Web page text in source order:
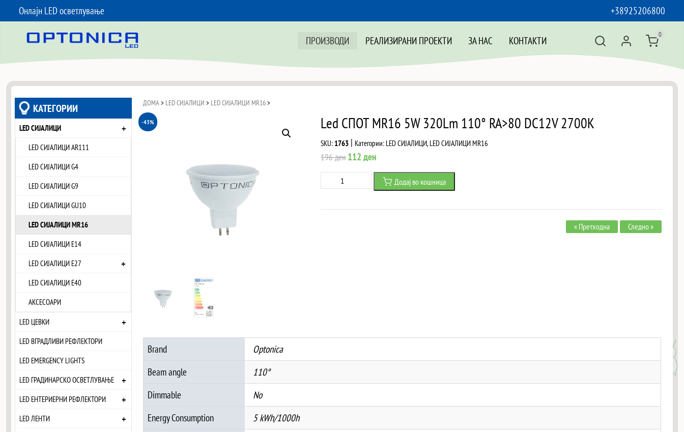
Онлајн LED осветлување
+38925206800
ПРОИЗВОДИ
РЕАЛИЗИРАНИ ПРОЕКТИ ЗА НАС КОНТАКТИ 0
КАТЕГОРИИ
LED СИЈАЛИЦИ
LED СИЈАЛИЦИ AR111
LED СИЈАЛИЦИ G4
LED СИЈАЛИЦИ G9
LED СИЈАЛИЦИ GU10
LED СИЈАЛИЦИ MR16
LED СИЈАЛИЦИ Е14
LED СИЈАЛИЦИ Е27
+
LED СИЈАЛИЦИ Е40
АКСЕСОАРИ
+
LED ЦЕВКИ +
LED ВГРАДЛИВИ РЕФЛЕКТОРИ
LED EMERGENCY LIGHTS
LED ГРАДИНАРСКО ОСВЕТЛУВАЊЕ
+
LED ЕНТЕРИЕРНИ РЕФЛЕКТОРИ +
LED ЛЕНТИ +
ДОМА > LED СИЈАЛИЦИ > LED СИЈАЛИЦИ MR16>
-43% Led СПОТ MR16 5W 320Lm 110° RA>80 DC12V 2700K
SKU: 1763 | Категории: LED СИЈАЛИЦИ,LED СИЈАЛИЦИ MR16
196ден Original
price
112денCurrent
price
СПОТ
MR16
Додај во кошница
« Претходна Следно »
Brand
Optonica
Beam angle
110°
Dimmable
No
Energy Consumption
5 kWh/1000h